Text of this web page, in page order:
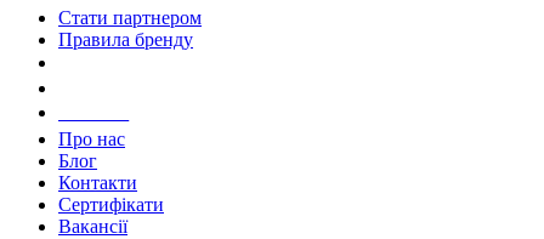
Стати партнером
Правила бренду
Про нас
Блог
Контакти
Сертифікати
Вакансії